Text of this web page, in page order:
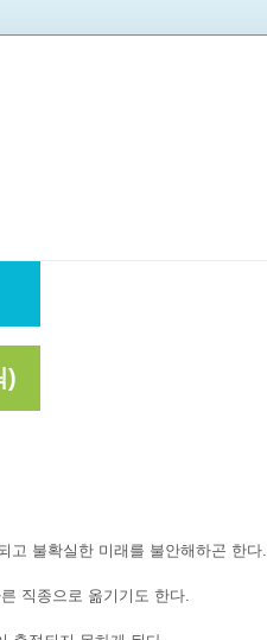
)
고 불확실한 미래를 불안해하곤 한다.
직종으로 옮기기도 한다.